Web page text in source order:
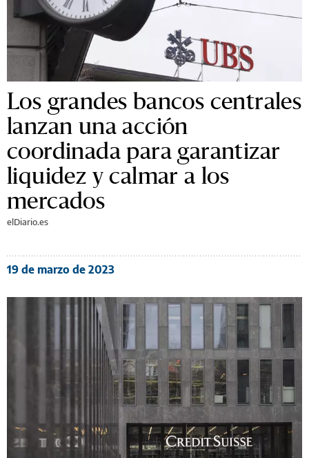
Los grandes bancos centrales
lanzan una acción
coordinada para garantizar
liquidez y calmar a los
mercados
elDiario.es
19 de marzo de 2023